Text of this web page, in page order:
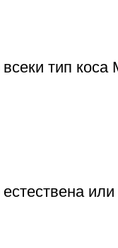
тип